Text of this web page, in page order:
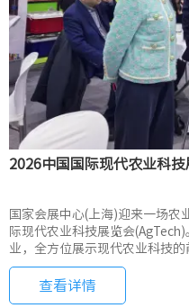
2026中国国际现代农业科
国家会展中心(上海)迎来一场
际现代农业科技展览会
业，全方位展示现代农业科技
领农业变革的国际盛会。
查看详情